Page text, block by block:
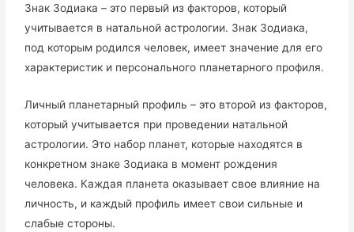
Знак Зодиака – это первый из факторов, который
учитывается в натальной астрологии. Знак Зодиака,
под которым родился человек, имеет значение для его
характеристик и персонального планетарного профиля.
Личный планетарный профиль – это второй из факторов,
который учитывается при проведении натальной
астрологии. Это набор планет, которые находятся в
конкретном знаке Зодиака в момент рождения
человека. Каждая планета оказывает свое влияние на
личность, и каждый профиль имеет свои сильные и
слабые стороны.